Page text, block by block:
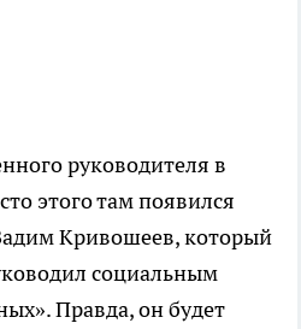
руководителя в
этого там появился
Кривошеев, который
социальным
Правда, он будет